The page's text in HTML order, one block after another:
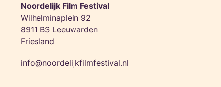
Noordelijk Film Festival
Wilhelminaplein 92
8911 BS Leeuwarden
Friesland
info@noordelijkfilmfestival.nl